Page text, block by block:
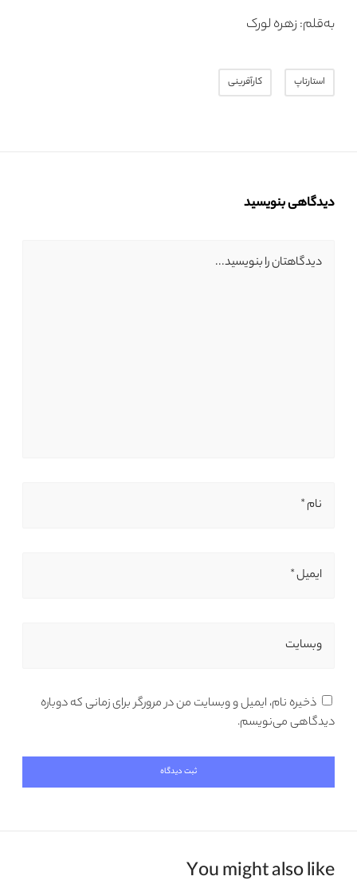
به‌قلم: زهره لورک
استارتاپ کارآفرینی
دیدگاهی بنویسید
دیدگاهتان را بنویسید...
نام *
ایمیل *
وبسایت
ذخیره نام، ایمیل و وبسایت من در مرورگر برای زمانی که دوباره
دیدگاهی می‌نویسم.
You might also like